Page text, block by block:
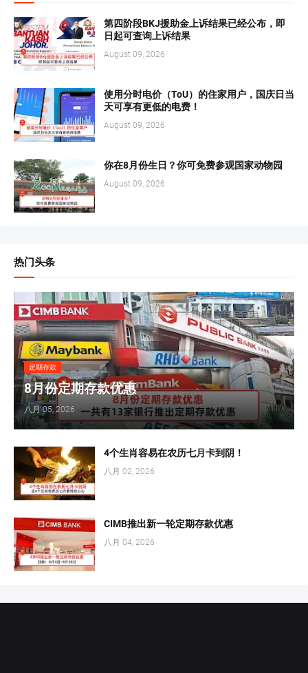
第四阶段BKJ援助金上诉结果已经公布，即
日起可查询上诉结果
August 09, 2026
使用分时电价（ToU）的住家用户，国庆日当
天可享有更低的电费！
August 09, 2026
你在8月份生日？你可免费参观国家动物园
August 09, 2026
热门头条
定期存款
8月份定期存款优惠
八月 05, 2026
4个生肖容易在农历七月卡到阴！
八月 02, 2026
CIMB推出新一轮定期存款优惠
八月 04, 2026